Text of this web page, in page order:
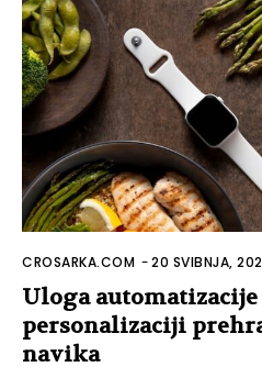
CROSARKA.COM -20 SVIBNJA,
Uloga automatizacije
personalizaciji
navika